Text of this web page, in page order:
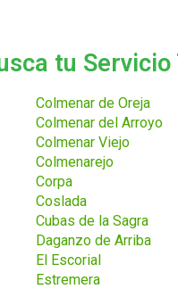
tu
Colmenar de Oreja
Colmenar del Arroyo
Colmenar Viejo
Colmenarejo
Corpa
Coslada
Cubas de la Sagra
Daganzo de Arriba
El Escorial
Estremera